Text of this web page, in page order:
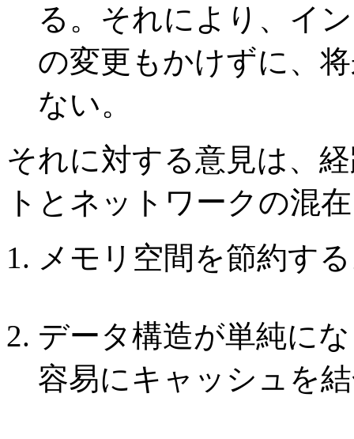
る。それにより、イ
の変更もかけずに、
ない。
それに対する意見は、
トとネットワークの混
メモリ空間を節約す
データ構造が単純に
容易にキャッシュを